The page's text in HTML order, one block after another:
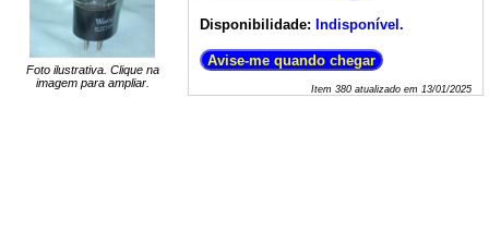
Foto ilustrativa. Clique na
imagem para ampliar.
Disponibilidade: Indisponível.
Item 380atualizado em 13/01/2025